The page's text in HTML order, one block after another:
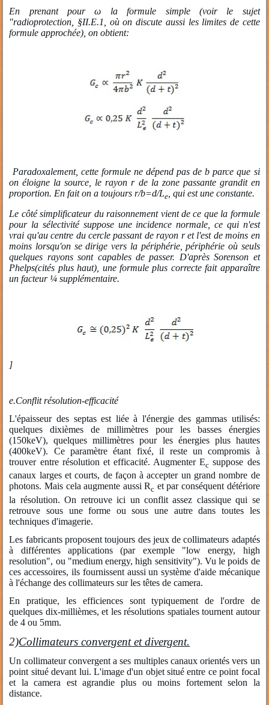
En prenant pour ω la formule simple (voir le sujet
"radioprotection, §II.E.1, où on discute aussi les limites de cette
formule approchée), on obtient:
Paradoxalement, cette formule ne dépend pas de b parce que si
on éloigne la source, le rayon r de la zone passante grandit en
proportion. En fait on a toujours r/b=d/Le , qui est une constante.
Le côté simplificateur du raisonnement vient de ce que la formule
pour la sélectivité suppose une incidence normale, ce qui n'est
vrai qu'au centre du cercle passant de rayon r et l'est de moins en
moins lorsqu'on se dirige vers la périphérie, périphérie où seuls
quelques rayons sont capables de passer. D'après Sorenson et
Phelps(cités plus haut), une formule plus correcte fait apparaître
un facteur ¼ supplémentaire.
]
e.Conflit résolution-efficacité
L'épaisseur des septas est liée à l'énergie des gammas utilisés:
quelques dixièmes de millimètres pour les basses énergies
(150keV), quelques millimètres pour les énergies plus hautes
(400keV). Ce paramètre étant fixé, il reste un compromis à
trouver entre résolution et efficacité. Augmenter Ec suppose des
canaux larges et courts, de façon à accepter un grand nombre de
photons. Mais cela augmente aussi Rc et par conséquent détériore
la résolution. On retrouve ici un conflit assez classique qui se
retrouve sous une forme ou sous une autre dans toutes les
techniques d'imagerie.
Les fabricants proposent toujours des jeux de collimateurs adaptés
à différentes applications (par exemple "low energy, high
resolution", ou "medium energy, high sensitivity"). Vu le poids de
ces accessoires, ils fournissent aussi un système d'aide mécanique
à l'échange des collimateurs sur les têtes de camera.
En pratique, les efficiences sont typiquement de l'ordre de
quelques dix-millièmes, et les résolutions spatiales tournent autour
de 4 ou 5mm.
2)Collimateurs convergent et divergent.
Un collimateur convergent a ses multiples canaux orientés vers un
point situé devant lui. L'image d'un objet situé entre ce point focal
et la camera est agrandie plus ou moins fortement selon la
distance.